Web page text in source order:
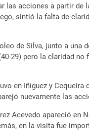
acciones a partir de
sintió la falta de
de Silva, junto a
29) pero la claridad
en Iñíguez y
nuevamente las
Acevedo apareció
en la visita fue